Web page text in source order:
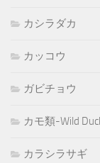
カシラダカ
カッコウ
ガビチョウ
カモ類-Wild
カラシラサギ